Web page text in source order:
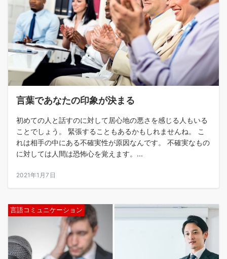
言葉であなたの印象が決まる
初めての人と話すのに対して居心地の悪さを感じる人もいる
ことでしょう。 緊張することもあるかもしれませんね。 こ
れは相手の中にある不確実性が原因なんです。 不確実なもの
に対しては人間は恐怖心を覚えます。...
2021年1月7日
言語コミュニケーション